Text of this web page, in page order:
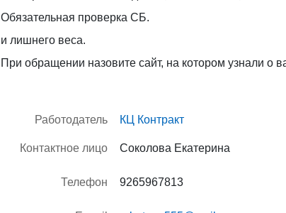
Обязательная проверка СБ.
и лишнего веса.
При обращении назовите сайт, на котором узнали о
Работодатель КЦ Контракт
Контактное лицо Соколова Екатерина
Телефон 9265967813